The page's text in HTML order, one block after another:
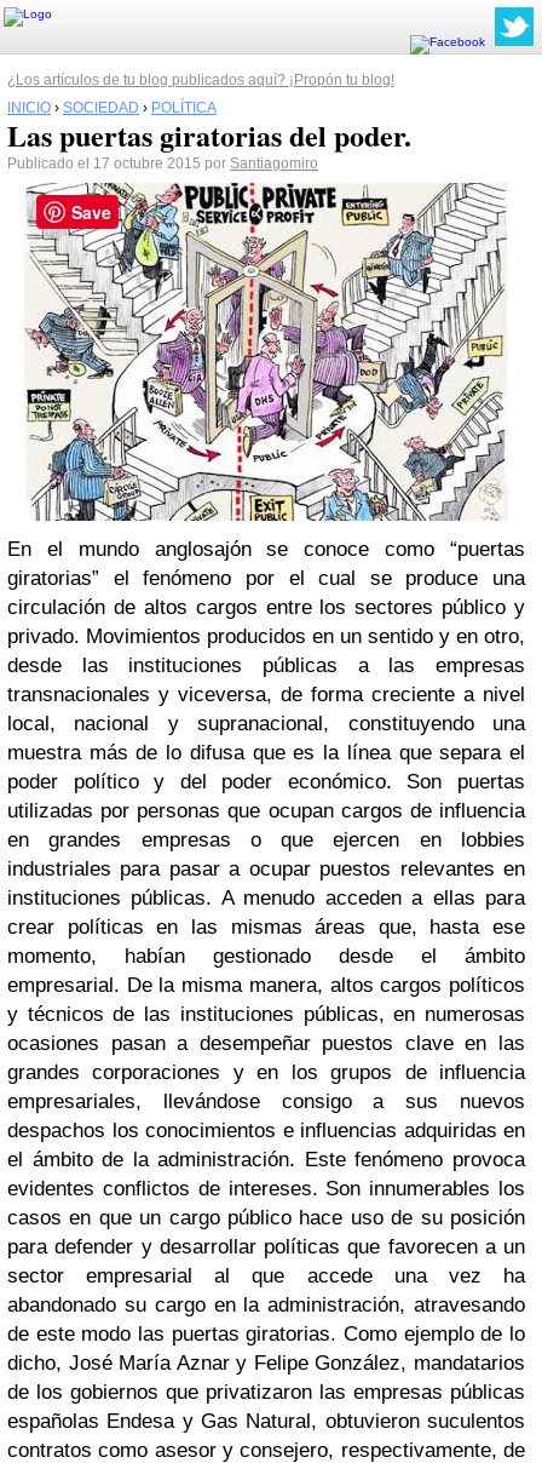
¿Los artículos de tu blog publicados aquí? ¡Propón tu blog!
INICIO › SOCIEDAD › POLÍTICA
Las puertas giratorias del poder.
Publicado el 17 octubre 2015 por Santiagomiro
En el mundo anglosajón se conoce como “puertas
giratorias” el fenómeno por el cual se produce una
circulación de altos cargos entre los sectores público y
privado. Movimientos producidos en un sentido y en otro,
desde las instituciones públicas a las empresas
transnacionales y viceversa, de forma creciente a nivel
local, nacional y supranacional, constituyendo una
muestra más de lo difusa que es la línea que separa el
poder político y del poder económico. Son puertas
utilizadas por personas que ocupan cargos de influencia
en grandes empresas o que ejercen en lobbies
industriales para pasar a ocupar puestos relevantes en
instituciones públicas. A menudo acceden a ellas para
crear políticas en las mismas áreas que, hasta ese
momento, habían gestionado desde el ámbito
empresarial. De la misma manera, altos cargos políticos
y técnicos de las instituciones públicas, en numerosas
ocasiones pasan a desempeñar puestos clave en las
grandes corporaciones y en los grupos de influencia
empresariales, llevándose consigo a sus nuevos
despachos los conocimientos e influencias adquiridas en
el ámbito de la administración. Este fenómeno provoca
evidentes conflictos de intereses. Son innumerables los
casos en que un cargo público hace uso de su posición
para defender y desarrollar políticas que favorecen a un
sector empresarial al que accede una vez ha
abandonado su cargo en la administración, atravesando
de este modo las puertas giratorias. Como ejemplo de lo
dicho, José María Aznar y Felipe González, mandatarios
de los gobiernos que privatizaron las empresas públicas
españolas Endesa y Gas Natural, obtuvieron suculentos
contratos como asesor y consejero, respectivamente, de
Save